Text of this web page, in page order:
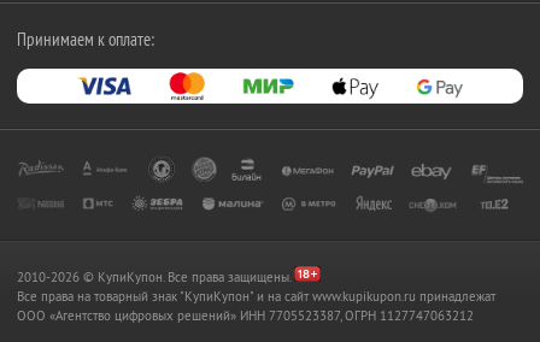
Принимаем к оплате:
2010-2026 © КупиКупон. Все права защищены.
Все права на товарный знак "КупиКупон" и на сайт www.kupikupon.ru принадлежат
OOO «Агентство цифровых решений» ИНН 7705523387, ОГРН 1127747063212